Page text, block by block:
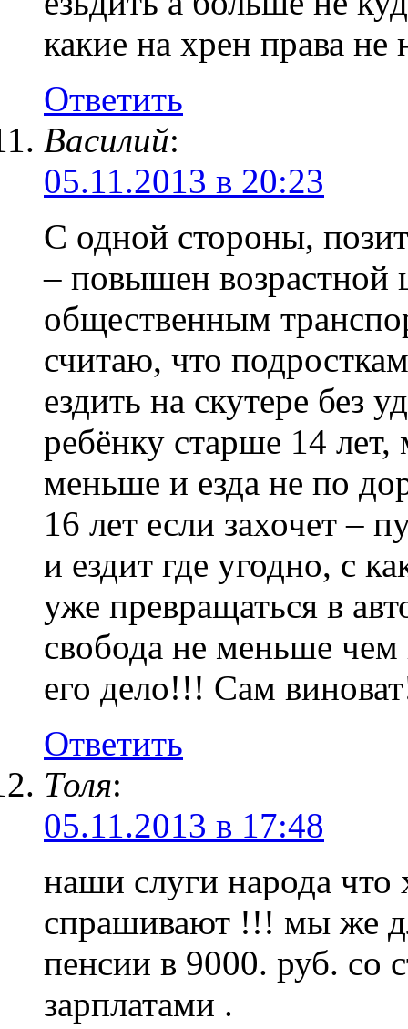
какие на хрен права
Ответить
Василий:
05.11.2013 в 20:23
С одной стороны,
– повышен возрастной
общественным
считаю, что
ездить на скутере без
ребёнку старше 14
меньше и езда не по
16 лет если захочет –
и ездит где угодно, с
уже превращаться в
свобода не меньше чем
его дело!!! Сам
Ответить
Толя:
05.11.2013 в 17:48
наши слуги народа что
спрашивают !!! мы же
пенсии в 9000. руб. со
зарплатами .